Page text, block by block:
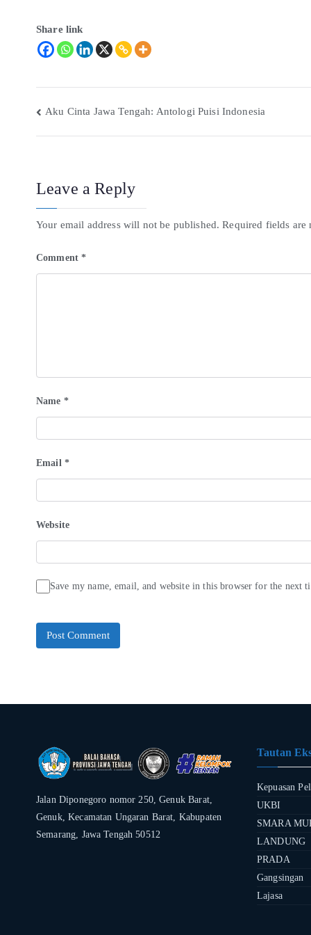
Jalan Diponegoro nomor 250, Genuk Barat,
Genuk, Kecamatan Ungaran Barat, Kabupaten
Semarang, Jawa Tengah 50512
Tautan
Kepuasan
UKBI
SMARA
LANDUNG
PRADA
Gangsingan
Lajasa